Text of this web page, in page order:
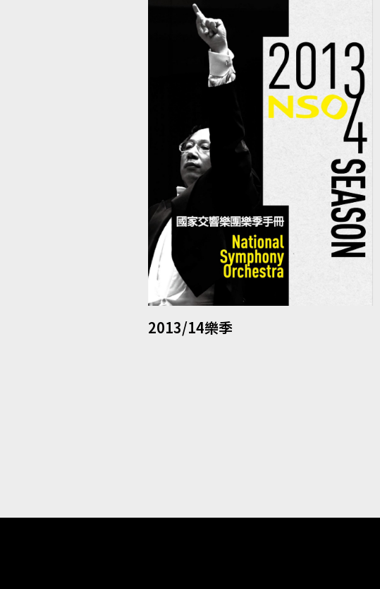
2013/14樂季